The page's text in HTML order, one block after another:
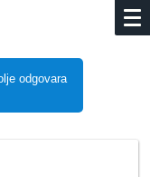
odgovara